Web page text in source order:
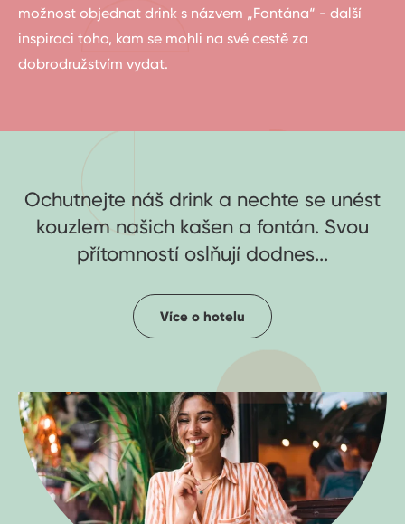
možnost objednat drink s názvem „Fontána“ - další
inspiraci toho, kam se mohli na své cestě za
dobrodružstvím vydat.
Ochutnejte náš drink a nechte se unést
kouzlem našich kašen a fontán. Svou
přítomností oslňují dodnes...
Více o hotelu